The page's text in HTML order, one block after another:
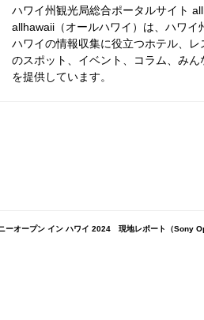
ハワイ州観光局総合ポータルサイト
allhawaii（オールハワイ）は、ハワイ
ハワイの情報収集に役立つホテル、
のスポット、イベント、コラム、み
を提供しています。
ーオープン イン ハワイ 2024 現地レポート（Sony